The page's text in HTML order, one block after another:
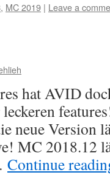
, MC 2019 | Leave a
hat AVID
neue Version
MC 2018.12
Continue